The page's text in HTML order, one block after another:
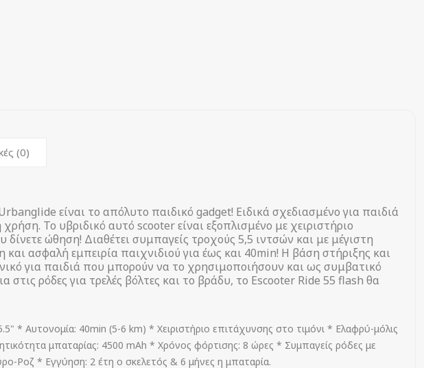
(0)
είναι το απόλυτο παιδικό gadget! Ειδικά σχεδιασμένο για παιδιά
Το υβριδικό αυτό scooter είναι εξοπλισμένο με χειριστήριο
ώθηση! Διαθέτει συμπαγείς τροχούς 5,5 ιντσών και με μέγιστη
ασφαλή εμπειρία παιχνιδιού για έως και 40min! Η βάση στήριξης και
για παιδιά που μπορούν να το χρησιμοποιήσουν και ως συμβατικό
ρόδες για τρελές βόλτες και το βράδυ, το Escooter Ride 55 flash θα
Αυτονομία: 40min (5-6 km) * Χειριστήριo επιτάχυνσης στο τιμόνι * Ελαφρύ-μόλις
μπαταρίας: 4500 mAh * Χρόνος φόρτισης: 8 ώρες * Συμπαγείς ρόδες με
Ροζ * Εγγύηση: 2 έτη ο σκελετός & 6 μήνες η μπαταρία.